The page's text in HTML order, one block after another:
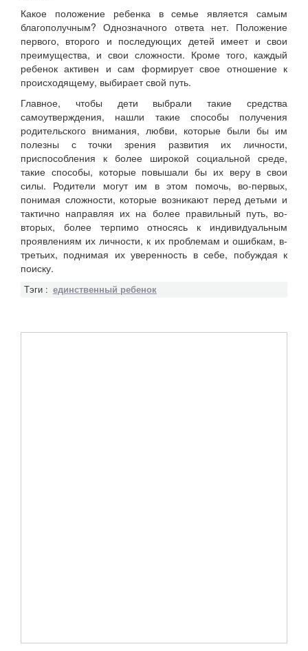
Какое положение ребенка в семье является самым
благополучным? Однозначного ответа нет. Положение
первого, второго и последующих детей имеет и свои
преимущества, и свои сложности. Кроме того, каждый
ребенок активен и сам формирует свое отношение к
происходящему, выбирает свой путь.
Главное, чтобы дети выбрали такие средства
самоутверждения, нашли такие способы получения
родительского внимания, любви, которые были бы им
полезны с точки зрения развития их личности,
приспособления к более широкой социальной среде,
такие способы, которые повышали бы их веру в свои
силы. Родители могут им в этом помочь, во-первых,
понимая сложности, которые возникают перед детьми и
тактично направляя их на более правильный путь, во-
вторых, более терпимо относясь к индивидуальным
проявлениям их личности, к их проблемам и ошибкам, в-
третьих, поднимая их уверенность в себе, побуждая к
поиску.
Тэги : единственный ребенок